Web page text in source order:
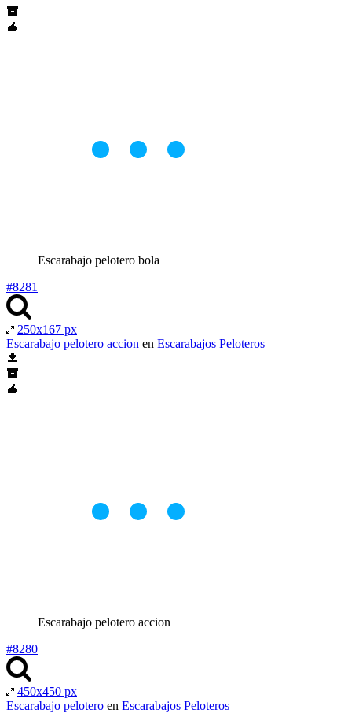
Escarabajo pelotero bola
#8281
250x167 px
Escarabajo pelotero accion en Escarabajos Peloteros
Escarabajo pelotero accion
#8280
450x450 px
Escarabajo pelotero en Escarabajos Peloteros